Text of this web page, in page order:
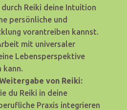
Reiki deine Intuition
persönliche und
vorantreiben kannst.
mit universaler
Lebensperspektive
kann.
von Reiki:
du Reiki in deine
Praxis integrieren